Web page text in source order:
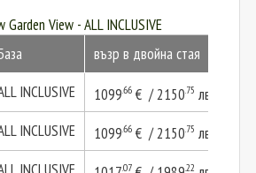
View - ALL INCLUSIVE
възр в двойна стая
INCLUSIVE 1099.66€ / 2150.75 лв.
INCLUSIVE 1099.66€ / 2150.75 лв.
.07 .22